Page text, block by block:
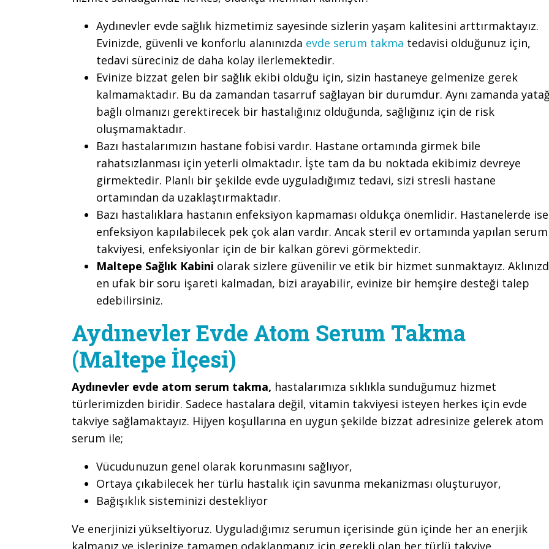
Aydınevler evde sağlık hizmetimiz sayesinde sizlerin yaşam kalitesini arttırmaktayız.
Evinizde, güvenli ve konforlu alanınızda evde serum takma tedavisi olduğunuz için,
tedavi süreciniz de daha kolay ilerlemektedir.
Evinize bizzat gelen bir sağlık ekibi olduğu için, sizin hastaneye gelmenize gerek
kalmamaktadır. Bu da zamandan tasarruf sağlayan bir durumdur. Aynı zamanda
bağlı olmanızı gerektirecek bir hastalığınız olduğunda, sağlığınız için de risk
oluşmamaktadır.
Bazı hastalarımızın hastane fobisi vardır. Hastane ortamında girmek bile
rahatsızlanması için yeterli olmaktadır. İşte tam da bu noktada ekibimiz devreye
girmektedir. Planlı bir şekilde evde uyguladığımız tedavi, sizi stresli hastane
ortamından da uzaklaştırmaktadır.
Bazı hastalıklara hastanın enfeksiyon kapmaması oldukça önemlidir. Hastanelerde ise
enfeksiyon kapılabilecek pek çok alan vardır. Ancak steril ev ortamında yapılan serum
takviyesi, enfeksiyonlar için de bir kalkan görevi görmektedir.
Maltepe Sağlık Kabini olarak sizlere güvenilir ve etik bir hizmet sunmaktayız.
en ufak bir soru işareti kalmadan, bizi arayabilir, evinize bir hemşire desteği talep
edebilirsiniz.
Aydınevler Evde Atom Serum Takma
(Maltepe İlçesi)
Aydınevler evde atom serum takma, hastalarımıza sıklıkla sunduğumuz hizmet
türlerimizden biridir. Sadece hastalara değil, vitamin takviyesi isteyen herkes için evde
takviye sağlamaktayız. Hijyen koşullarına en uygun şekilde bizzat adresinize gelerek atom
serum ile;
Vücudunuzun genel olarak korunmasını sağlıyor,
Ortaya çıkabilecek her türlü hastalık için savunma mekanizması oluşturuyor,
Bağışıklık sisteminizi destekliyor
Ve enerjinizi yükseltiyoruz. Uyguladığımız serumun içerisinde gün içinde her an enerjik
kalmanız ve işlerinize tamamen odaklanmanız için gerekli olan her türlü takviye